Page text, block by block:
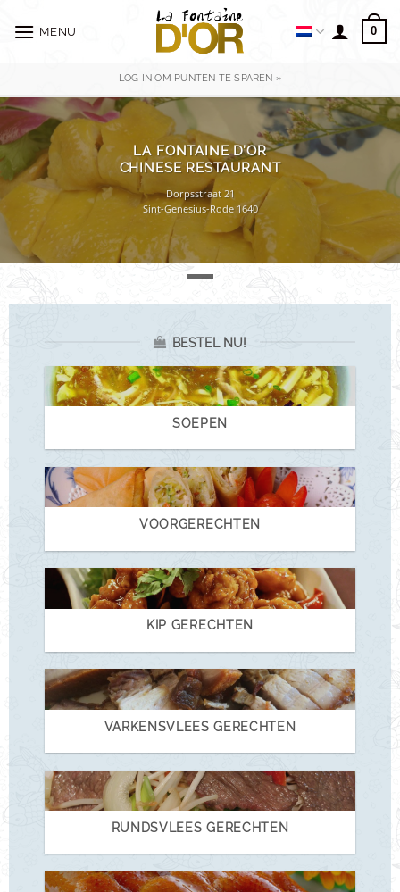
naar
MENU 0
LOG IN OM PUNTEN TE SPAREN »
LA FONTAINE D’OR
CHINESE RESTAURANT
Dorpsstraat 21
Sint-Genesius-Rode 1640
BESTEL NU!
SOEPEN
VOORGERECHTEN
KIP GERECHTEN
VARKENSVLEES GERECHTEN
RUNDSVLEES GERECHTEN